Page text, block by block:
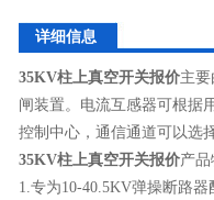
详细信息
35KV柱上真空开关报价主
闸装置。电流互感器可根据
控制中心，通信通道可以选
35KV柱上真空开关报价产
1.专为10-40.5KV弹操断路器